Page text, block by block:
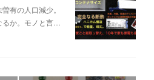
有の人口減少。
か。モノと言…